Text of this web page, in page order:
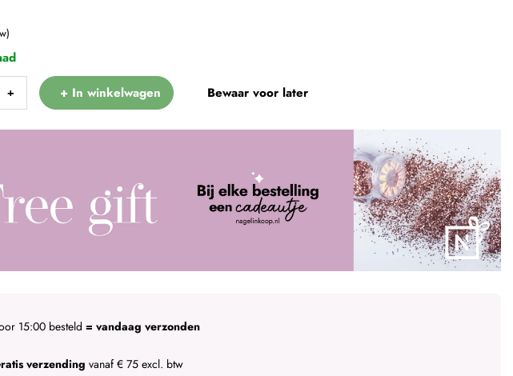
+ + In winkelwagen Bewaar voor later
15:00 besteld = vandaag verzonden
verzending vanaf € 75 excl. btw